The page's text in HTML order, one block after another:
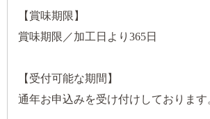
【賞味期限】
賞味期限／加工日より365日
【受付可能な期間】
通年お申込みを受け付けしております